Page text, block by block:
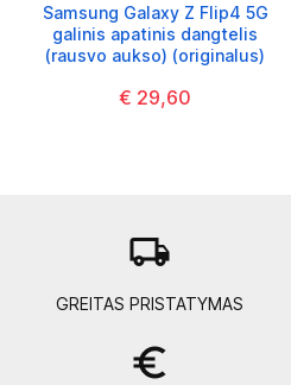
Samsung Galaxy Z Flip4 5G
galinis apatinis dangtelis
(rausvo aukso) (originalus)
€ 29,60
local_shipping
GREITAS PRISTATYMAS
euro_symbol